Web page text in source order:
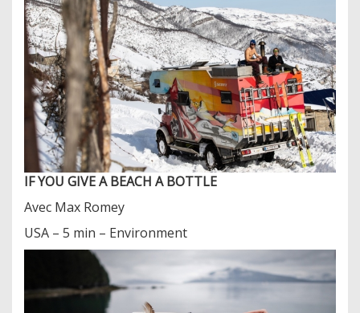
IF YOU GIVE A BEACH A BOTTLE
Avec Max Romey
USA – 5 min – Environment